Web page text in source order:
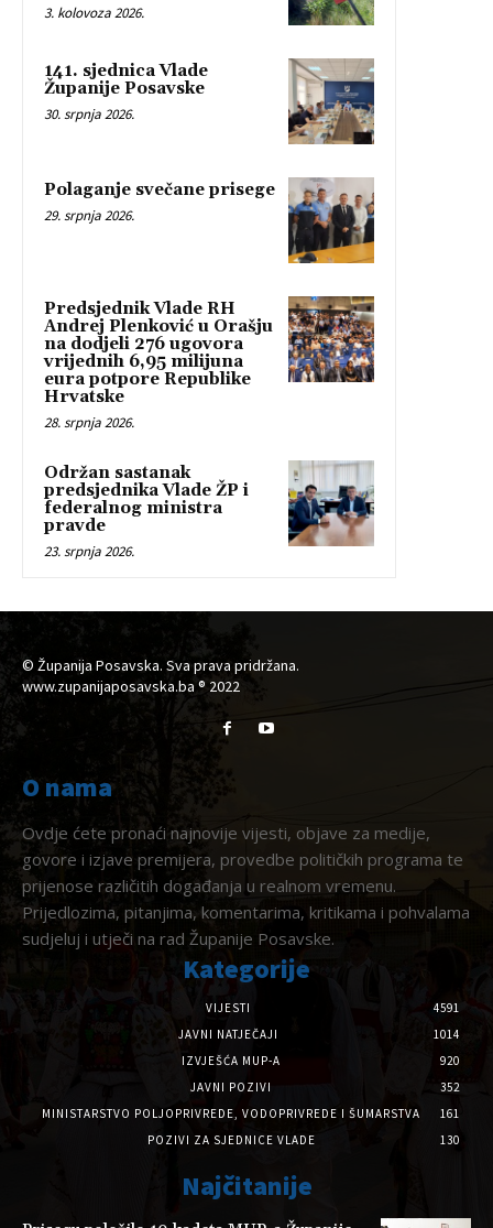
3. kolovoza 2026.
141. sjednica Vlade
Županije Posavske
30. srpnja 2026.
Polaganje svečane prisege
29. srpnja 2026.
Predsjednik Vlade RH
Andrej Plenković u Orašju
na dodjeli 276 ugovora
vrijednih 6,95 milijuna
eura potpore Republike
Hrvatske
28. srpnja 2026.
Održan sastanak
predsjednika Vlade ŽP i
federalnog ministra
pravde
23. srpnja 2026.
© Županija Posavska. Sva prava pridržana.
www.zupanijaposavska.ba ® 2022
O nama
Ovdje ćete pronaći najnovije vijesti, objave za medije,
govore i izjave premijera, provedbe političkih programa te
prijenose različitih događanja u realnom vremenu.
Prijedlozima, pitanjima, komentarima, kritikama i pohvalama
sudjeluj i utječi na rad Županije Posavske.
Kategorije
VIJESTI
4591
JAVNI NATJEČAJI
1014
IZVJEŠĆA MUP-A
920
JAVNI POZIVI
352
MINISTARSTVO POLJOPRIVREDE, VODOPRIVREDE I ŠUMARSTVA
161
POZIVI ZA SJEDNICE VLADE
130
Najčitanije